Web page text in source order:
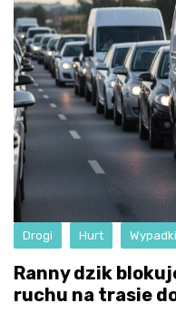
Drogi Hurt Wypadki
Ranny dzik
ruchu na trasie